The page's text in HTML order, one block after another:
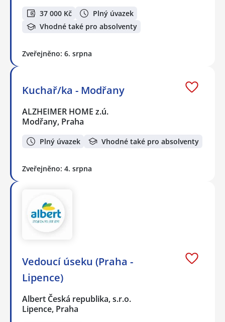
37 000 Kč
Plný úvazek
Vhodné také pro absolventy
Zveřejněno: 6. srpna
Kuchař/ka - Modřany
ALZHEIMER HOME z.ú.
Modřany, Praha
Plný úvazek Vhodné také pro absolventy
Zveřejněno: 4. srpna
Vedoucí úseku (Praha -
Lipence)
Albert Česká republika, s.r.o.
Lipence, Praha